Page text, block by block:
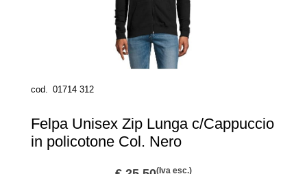
cod. 01714 312
Felpa Unisex Zip Lunga c/Cappuccio
in policotone Col. Nero
(Iva esc.)